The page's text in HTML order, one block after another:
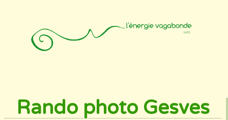
Animateurs
Contact
Rando photo Gesves